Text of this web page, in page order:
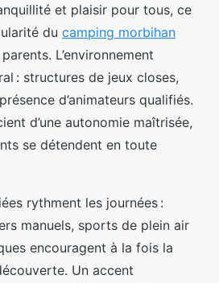
et plaisir pour tous, ce
du camping morbihan
L’environnement
: structures de jeux closes,
d’animateurs qualifiés.
d’une autonomie maîtrisée,
se détendent en toute
rythment les journées :
manuels, sports de plein air
encouragent à la fois la
Un accent